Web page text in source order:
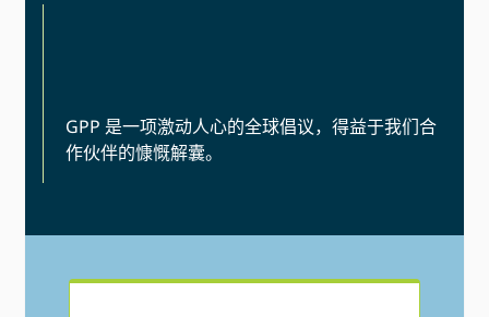
GPP 是一项激动人心的全球倡议，得益于我们合
作伙伴的慷慨解囊。